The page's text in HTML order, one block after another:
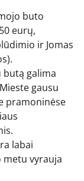
buto
eurų,
ir Jomas
butą galima
gausu
pramoninėse
labai
metu vyrauja